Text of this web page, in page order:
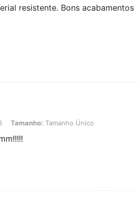
resistente. Bons acabamentos
Tamanho Único
Tamanho: Tamanho Único